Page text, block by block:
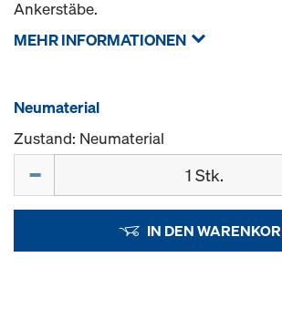
Ankerstäbe.
MEHR INFORMATIONEN
Neumaterial
Zustand: Neumaterial
IN DEN